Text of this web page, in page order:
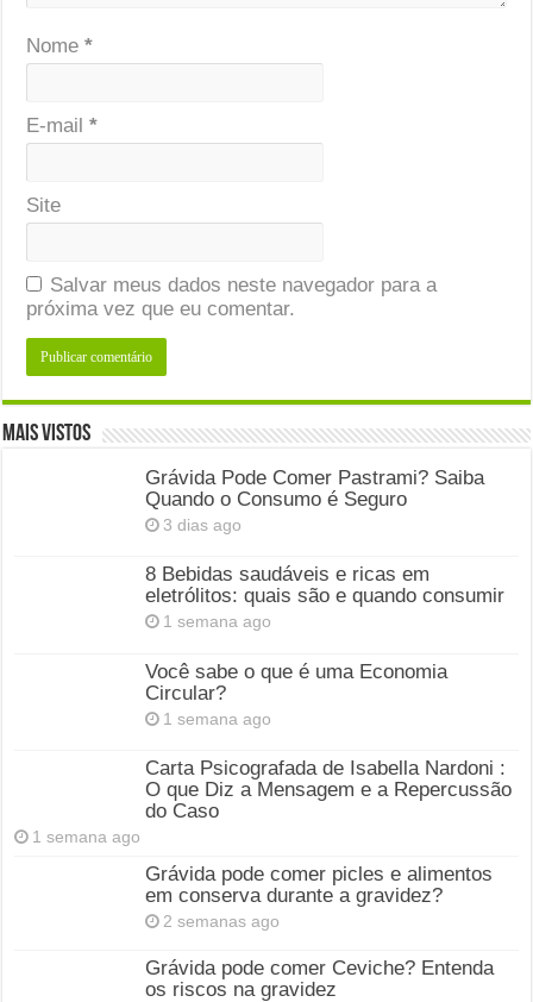
Nome*
E-mail*
Site
Salvar meus dados neste navegador para a
próxima vez que eu comentar.
Mais Vistos
Grávida Pode Comer Pastrami? Saiba
Quando o Consumo é Seguro
3 dias ago
8 Bebidas saudáveis e ricas em
eletrólitos: quais são e quando consumir
1 semana ago
Você sabe o que é uma Economia
Circular?
1 semana ago
Carta Psicografada de Isabella Nardoni :
O que Diz a Mensagem e a Repercussão
do Caso
1 semana ago
Grávida pode comer picles e alimentos
em conserva durante a gravidez?
2 semanas ago
Grávida pode comer Ceviche? Entenda
os riscos na gravidez